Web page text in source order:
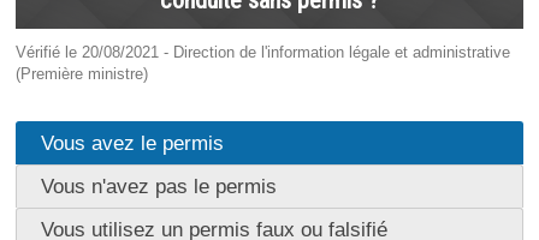
Vérifié le 20/08/2021 - Direction de l'information légale et administrative
(Première ministre)
Vous avez le permis
Vous n'avez pas le permis
Vous utilisez un permis faux ou falsifié